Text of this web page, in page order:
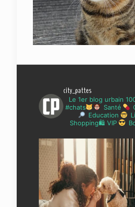
city_pattes
Le 1er blog urbain
#chats
Santé
Education
Shopping🛍 VIP